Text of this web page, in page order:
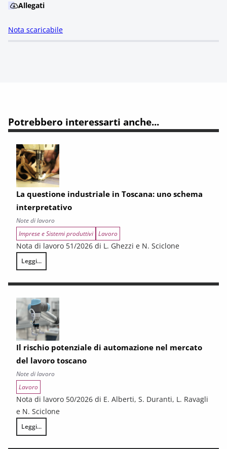
Allegati
Nota scaricabile
Potrebbero interessarti anche...
La questione industriale in Toscana: uno schema
interpretativo
Note di lavoro
Imprese e Sistemi produttivi Lavoro
Nota di lavoro 51/2026 di L. Ghezzi e N. Sciclone
Leggi...
La questione industriale in Toscana: uno schema interpretativo
Il rischio potenziale di automazione nel mercato
del lavoro toscano
Note di lavoro
Lavoro
Nota di lavoro 50/2026 di E. Alberti, S. Duranti, L. Ravagli
e N. Sciclone
Leggi...
Il rischio potenziale di automazione nel mercato del lavoro toscano